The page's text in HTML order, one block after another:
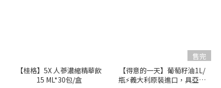
【桂格】5X 人蔘濃縮精華飲
15 ML*30包/盒
售完
【得意的一天】葡萄籽油1L/
瓶⚡義大利原裝進口，具亞麻